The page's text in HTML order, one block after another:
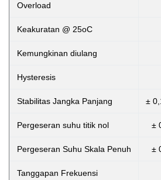
Overload
Keakuratan @ 25oC
Kemungkinan diulang
Hysteresis
Stabilitas Jangka Panjang ±
Pergeseran suhu titik nol ±
Pergeseran Suhu Skala Penuh ±
Tanggapan Frekuensi